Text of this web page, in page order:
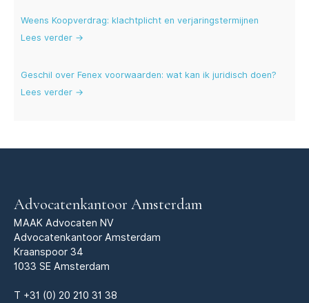
Weens Koopverdrag: klachtplicht en verjaringstermijnen
Lees verder →
Geschil over Fenex voorwaarden: wat kan ik juridisch doen?
Lees verder →
Advocatenkantoor Amsterdam
MAAK Advocaten NV
Advocatenkantoor Amsterdam
Kraanspoor 34
1033 SE Amsterdam
T +31 (0) 20 210 31 38